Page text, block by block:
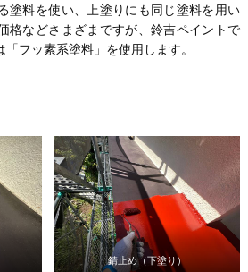
塗料を使い、上塗りにも同じ塗料を用い
格などさまざまですが、鈴吉ペイントで
フッ素系塗料」を使用します。
錆止め（下塗り）